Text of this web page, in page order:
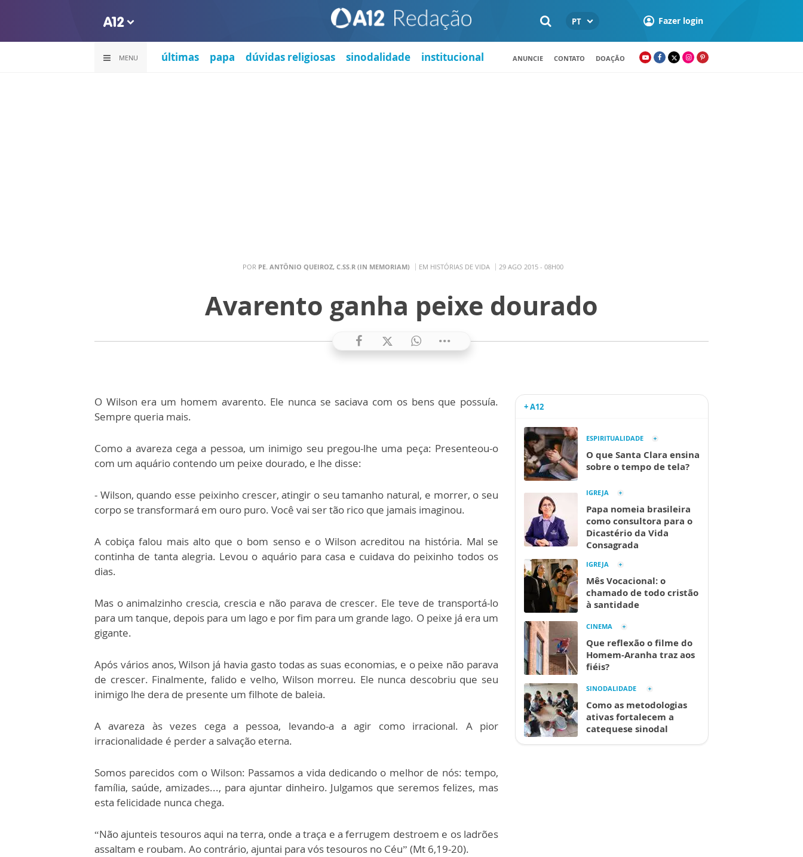
PT Fazer login
MENU últimas papa dúvidas religiosas sinodalidade institucional ANUNCIE CONTATO DOAÇÃO
POR PE. ANTÔNIO QUEIROZ, C.SS.R (IN MEMORIAM) EM HISTÓRIAS DE VIDA 29 AGO 2015 - 08H00
Avarento ganha peixe dourado
O Wilson era um homem avarento. Ele nunca se saciava com os bens que possuía.
Sempre queria mais.
Como a avareza cega a pessoa, um inimigo seu pregou-lhe uma peça: Presenteou-o
com um aquário contendo um peixe dourado, e lhe disse:
- Wilson, quando esse peixinho crescer, atingir o seu tamanho natural, e morrer, o seu
corpo se transformará em ouro puro. Você vai ser tão rico que jamais imaginou.
A cobiça falou mais alto que o bom senso e o Wilson acreditou na história. Mal se
continha de tanta alegria. Levou o aquário para casa e cuidava do peixinho todos os
dias.
Mas o animalzinho crescia, crescia e não parava de crescer. Ele teve de transportá-lo
para um tanque, depois para um lago e por fim para um grande lago. O peixe já era um
gigante.
Após vários anos, Wilson já havia gasto todas as suas economias, e o peixe não parava
de crescer. Finalmente, falido e velho, Wilson morreu. Ele nunca descobriu que seu
inimigo lhe dera de presente um filhote de baleia.
A avareza às vezes cega a pessoa, levando-a a agir como irracional. A pior
irracionalidade é perder a salvação eterna.
Somos parecidos com o Wilson: Passamos a vida dedicando o melhor de nós: tempo,
família, saúde, amizades..., para ajuntar dinheiro. Julgamos que seremos felizes, mas
esta felicidade nunca chega.
“Não ajunteis tesouros aqui na terra, onde a traça e a ferrugem destroem e os ladrões
assaltam e roubam. Ao contrário, ajuntai para vós tesouros no Céu” (Mt 6,19-20).
+ A12
ESPIRITUALIDADE
O que Santa Clara ensina
sobre o tempo de tela?
IGREJA
Papa nomeia brasileira
como consultora para o
Dicastério da Vida
Consagrada
IGREJA
Mês Vocacional: o
chamado de todo cristão
à santidade
CINEMA
Que reflexão o filme do
Homem-Aranha traz aos
fiéis?
SINODALIDADE
Como as metodologias
ativas fortalecem a
catequese sinodal